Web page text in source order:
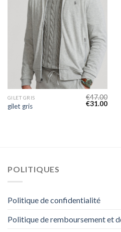
GILET GRIS
gilet gris
€47.00
€31.00
POLITIQUES
Politique de confidentialité
Politique de remboursement et